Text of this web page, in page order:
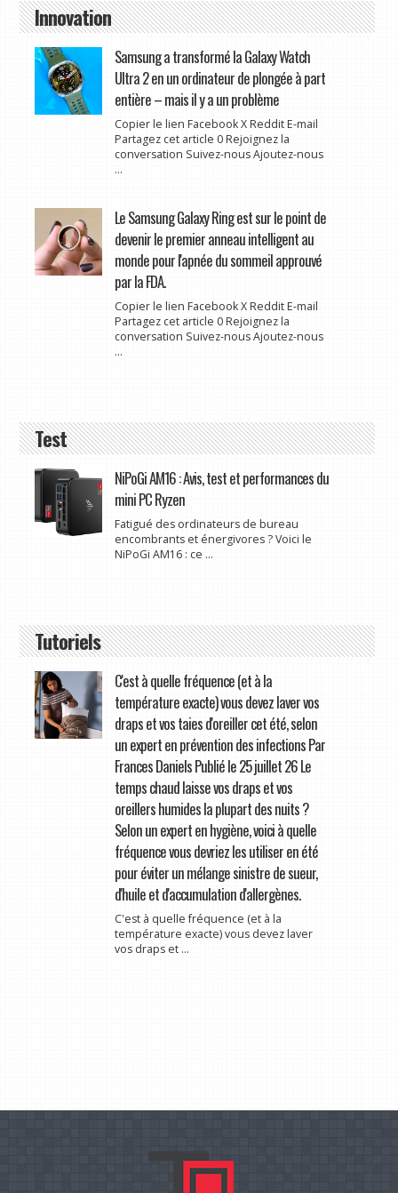
Innovation
Samsung a transformé la Galaxy Watch
Ultra 2 en un ordinateur de plongée à part
entière – mais il y a un problème
Copier le lien Facebook X Reddit E-mail
Partagez cet article 0 Rejoignez la
conversation Suivez-nous Ajoutez-nous
...
Le Samsung Galaxy Ring est sur le point de
devenir le premier anneau intelligent au
monde pour l'apnée du sommeil approuvé
par la FDA.
Copier le lien Facebook X Reddit E-mail
Partagez cet article 0 Rejoignez la
conversation Suivez-nous Ajoutez-nous
...
Test
NiPoGi AM16 : Avis, test et performances du
mini PC Ryzen
Fatigué des ordinateurs de bureau
encombrants et énergivores ? Voici le
NiPoGi AM16 : ce ...
Tutoriels
C'est à quelle fréquence (et à la
température exacte) vous devez laver vos
draps et vos taies d'oreiller cet été, selon
un expert en prévention des infections Par
Frances Daniels Publié le 25 juillet 26 Le
temps chaud laisse vos draps et vos
oreillers humides la plupart des nuits ?
Selon un expert en hygiène, voici à quelle
fréquence vous devriez les utiliser en été
pour éviter un mélange sinistre de sueur,
d'huile et d'accumulation d'allergènes.
C'est à quelle fréquence (et à la
température exacte) vous devez laver
vos draps et ...